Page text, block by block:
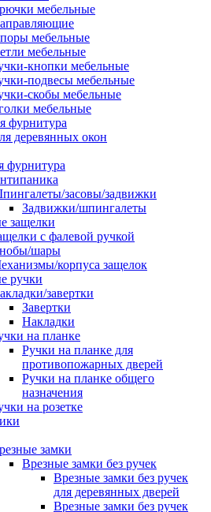
мебельные
мебельные
мебельные
кнопки мебельные
подвесы мебельные
скобы мебельные
мебельные
фурнитура
деревянных окон
фурнитура
засовы/задвижки
Задвижки/шпингалеты
защелки
с фалевой ручкой
шары
корпуса защелок
ручки
завертки
Завертки
Накладки
на планке
Ручки на планке для
противопожарных дверей
Ручки на планке общего
назначения
на розетке
замки
Врезные замки без ручек
Врезные замки без ручек
для деревянных дверей
Врезные замки без ручек